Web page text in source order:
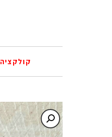
קולקציה